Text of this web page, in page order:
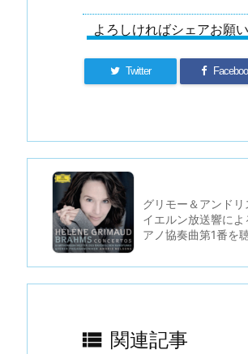
よろしければシェアお願
Twitter
グリモー＆アンド
イエルン放送響に
アノ協奏曲第1番を
 関連記事